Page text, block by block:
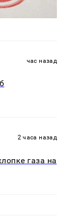
час назад
2 часа назад
газа на